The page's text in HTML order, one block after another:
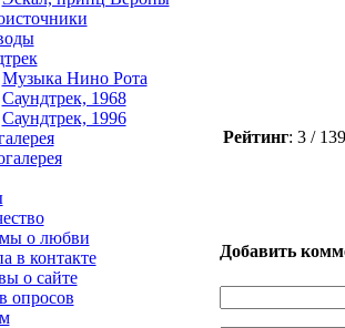
Музыка Нино Рота
Саундтрек, 1968
Саундтрек, 1996
о любви
в контакте
о сайте
опросов
Рейтинг: 3 /
Добавить